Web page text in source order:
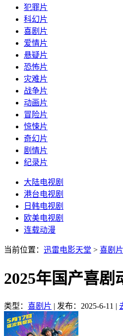
犯罪片
科幻片
喜剧片
爱情片
悬疑片
恐怖片
灾难片
战争片
动画片
冒险片
惊悚片
奇幻片
剧情片
纪录片
大陆电视剧
港台电视剧
日韩电视剧
欧美电视剧
连载动漫
当前位置： 迅雷电影天堂 > 喜剧片
2025年国产喜
类型： 喜剧片 | 发布：2025-6-11 |